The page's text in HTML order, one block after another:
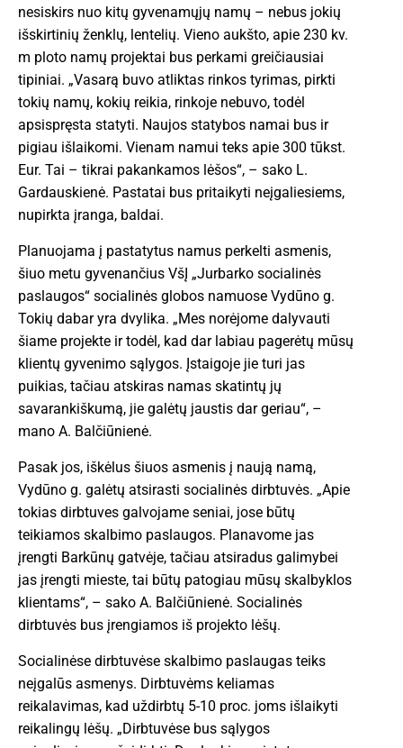
nesiskirs nuo kitų gyvenamųjų namų – nebus jokių
išskirtinių ženklų, lentelių. Vieno aukšto, apie 230 kv.
m ploto namų projektai bus perkami greičiausiai
tipiniai. „Vasarą buvo atliktas rinkos tyrimas, pirkti
tokių namų, kokių reikia, rinkoje nebuvo, todėl
apsispręsta statyti. Naujos statybos namai bus ir
pigiau išlaikomi. Vienam namui teks apie 300 tūkst.
Eur. Tai – tikrai pakankamos lėšos“, – sako L.
Gardauskienė. Pastatai bus pritaikyti neįgaliesiems,
nupirkta įranga, baldai.
Planuojama į pastatytus namus perkelti asmenis,
šiuo metu gyvenančius VšĮ „Jurbarko socialinės
paslaugos“ socialinės globos namuose Vydūno g.
Tokių dabar yra dvylika. „Mes norėjome dalyvauti
šiame projekte ir todėl, kad dar labiau pagerėtų mūsų
klientų gyvenimo sąlygos. Įstaigoje jie turi jas
puikias, tačiau atskiras namas skatintų jų
savarankiškumą, jie galėtų jaustis dar geriau“, –
mano A. Balčiūnienė.
Pasak jos, iškėlus šiuos asmenis į naują namą,
Vydūno g. galėtų atsirasti socialinės dirbtuvės. „Apie
tokias dirbtuves galvojame seniai, jose būtų
teikiamos skalbimo paslaugos. Planavome jas
įrengti Barkūnų gatvėje, tačiau atsiradus galimybei
jas įrengti mieste, tai būtų patogiau mūsų skalbyklos
klientams“, – sako A. Balčiūnienė. Socialinės
dirbtuvės bus įrengiamos iš projekto lėšų.
Socialinėse dirbtuvėse skalbimo paslaugas teiks
neįgalūs asmenys. Dirbtuvėms keliamas
reikalavimas, kad uždirbtų 5-10 proc. joms išlaikyti
reikalingų lėšų. „Dirbtuvėse bus sąlygos